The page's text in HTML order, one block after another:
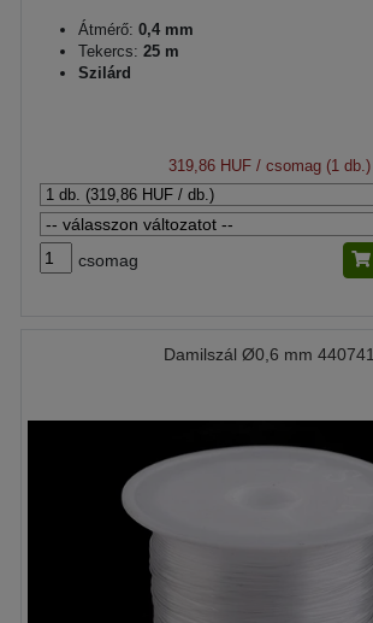
Átmérő: 0,4 mm
Tekercs: 25 m
Szilárd
319,86 HUF / csomag (1 db.)
csomag
Damilszál Ø0,6 mm 440741